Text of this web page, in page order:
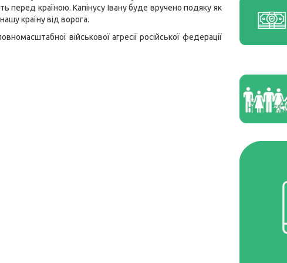
перед країною. Капінусу Івану буде вручено подяку як
країну від ворога.
військової агресії російської федерації